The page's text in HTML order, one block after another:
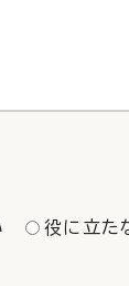
役に立た